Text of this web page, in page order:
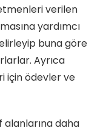
verilen
yardımcı
buna göre
Ayrıca
için ödevler ve
alanlarına daha